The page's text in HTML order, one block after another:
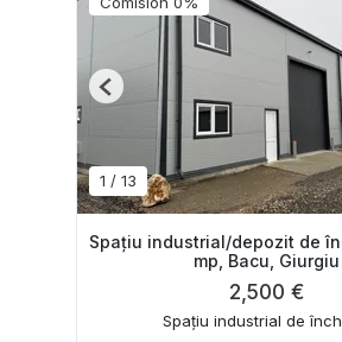
1 / 13
Previous
Spațiu industrial/depozit de
mp, Bacu, Giurgiu
2,500 €
Spațiu industrial de